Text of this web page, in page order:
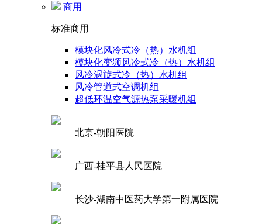
商用
标准商用
模块化风冷式冷（热）水机组
模块化变频风冷式冷（热）水机组
风冷涡旋式冷（热）水机组
风冷管道式空调机组
超低环温空气源热泵采暖机组
北京-朝阳医院
广西-桂平县人民医院
长沙-湖南中医药大学第一附属医院